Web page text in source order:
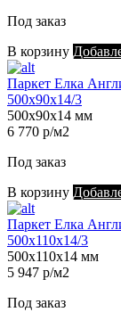
Под заказ
В корзину
Паркет Елка
500х90х14/3
500х90х14 мм
6 770 р/м2
Под заказ
В корзину
Паркет Елка
500х110х14/3
500х110х14 мм
5 947 р/м2
Под заказ